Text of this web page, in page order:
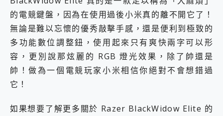
的電競鍵盤，因為在使用過後小米真的離不開它了！
無論是難以忘懷的優秀敲擊手感，還是便利到極致的
多功能數位調整鈕，使用起來只有爽快兩字可以形
容，更別說那炫麗的 RGB 燈光效果，除了帥還是
帥！做為一個電競玩家小米相信你絕對不會想錯過
它！
如果想要了解更多關於 Razer BlackWidow Elite 的